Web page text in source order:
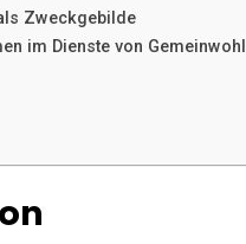
Zweckgebilde
im Dienste von